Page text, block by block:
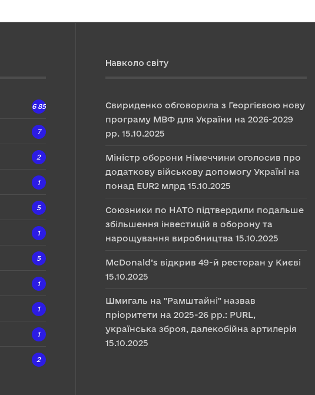
6 857
7
2
1
5
1
5
1
1
1
2
Навколо світу
Свириденко обговорила з Георгієвою нову
програму МВФ для України на 2026-2029
рр. 15.10.2025
Міністр оборони Німеччини оголосив про
додаткову військову допомогу Україні на
понад EUR2 млрд 15.10.2025
Союзники по НАТО підтвердили подальше
збільшення інвестицій в оборону та
нарощування виробництва 15.10.2025
McDonald’s відкрив 49-й ресторан у Києві
15.10.2025
Шмигаль на "Рамштайні" назвав
пріоритети на 2025-26 рр.: PURL,
українська зброя, далекобійна артилерія
15.10.2025